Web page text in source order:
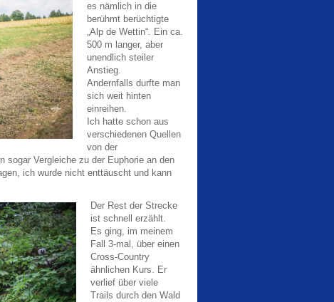
es nämlich in die
berühmt berüchtigte
„Alp de Wettin“. Ein ca.
500 m langer, aber
unendlich steiler
Anstieg.
Andernfalls durfte man
sich weit hinten
einreihen.
Ich hatte schon aus
verschiedenen Quellen
von der
sogar Vergleiche zu der Euphorie an den
ich wurde nicht enttäuscht und kann
Der Rest der Strecke
ist schnell erzählt.
Es ging, im meinem
Fall 3-mal, über einen
Cross-Country
ähnlichen Kurs. Er
verlief über viele
Trails durch den Wald